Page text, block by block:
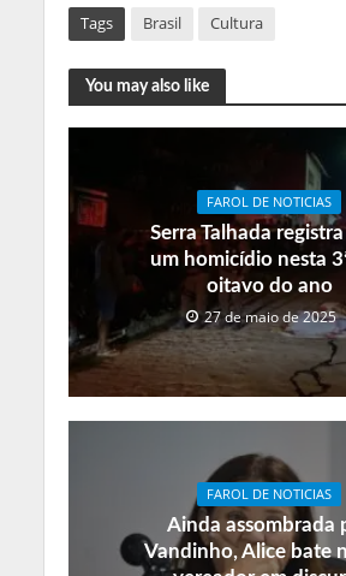
Tags Brasil Cultura
You may also like
FAROL DE NOTICIAS
Serra Talhada
um homicídio nesta
oitavo do ano
27 de maio de 2025
FAROL DE NOTICIAS
Ainda assombrada
Vandinho, Alice bate